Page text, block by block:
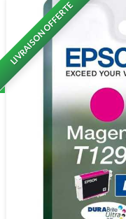
LIVRAISON OFFERTE